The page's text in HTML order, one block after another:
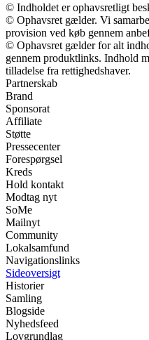
© Indholdet er ophavsretligt
© Ophavsret gælder. Vi
provision ved køb gennem
© Ophavsret gælder for alt
gennem produktlinks. Indhold
tilladelse fra rettighedshaver.
Partnerskab
Brand
Sponsorat
Affiliate
Støtte
Pressecenter
Forespørgsel
Kreds
Hold kontakt
Modtag nyt
SoMe
Mailnyt
Community
Lokalsamfund
Navigationslinks
Sideoversigt
Historier
Samling
Blogside
Nyhedsfeed
Lovgrundlag